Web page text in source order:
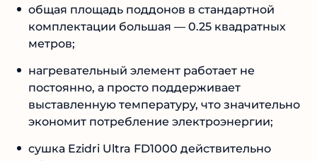
общая площадь поддонов в стандартной
комплектации большая — 0.25 квадратных
метров;
нагревательный элемент работает не
постоянно, а просто поддерживает
выставленную температуру, что значительно
экономит потребление электроэнергии;
сушка Ezidri Ultra FD1000 действительно